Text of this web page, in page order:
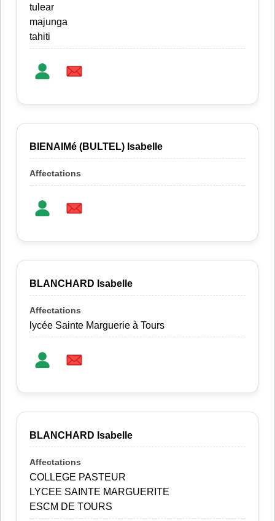
tulear
majunga
tahiti
BIENAIMé (BULTEL) Isabelle
BLANCHARD Isabelle
lycée Sainte Marguerie à Tours
BLANCHARD Isabelle
COLLEGE PASTEUR
LYCEE SAINTE MARGUERITE
ESCM DE TOURS